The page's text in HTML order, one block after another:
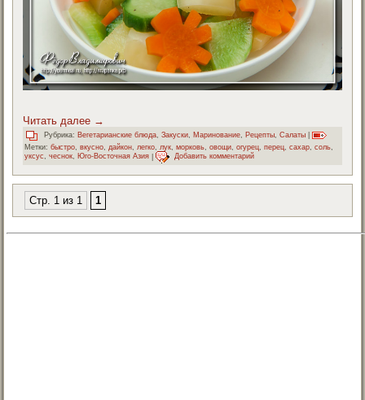
Читать далее →
Рубрика: Вегетарианские блюда ,Закуски Маринование Рецепты ,Салаты
Метки: быстро ,вкусно дайкон легко лук ,морковь ,овощи ,огурец ,перец ,сахар ,соль
уксус,чеснок, Юго-Восточная Азия | Добавить комментарий
Стр. 1 из 1 1